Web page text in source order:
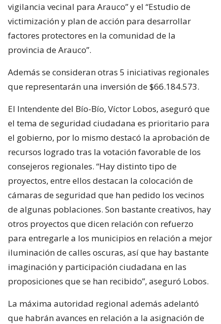
vigilancia vecinal para Arauco” y el “Estudio de
victimización y plan de acción para desarrollar
factores protectores en la comunidad de la
provincia de Arauco”.
Además se consideran otras 5 iniciativas regionales
que representarán una inversión de $66.184.573.
El Intendente del Bío-Bío, Víctor Lobos, aseguró que
el tema de seguridad ciudadana es prioritario para
el gobierno, por lo mismo destacó la aprobación de
recursos logrado tras la votación favorable de los
consejeros regionales. “Hay distinto tipo de
proyectos, entre ellos destacan la colocación de
cámaras de seguridad que han pedido los vecinos
de algunas poblaciones. Son bastante creativos, hay
otros proyectos que dicen relación con refuerzo
para entregarle a los municipios en relación a mejor
iluminación de calles oscuras, así que hay bastante
imaginación y participación ciudadana en las
proposiciones que se han recibido”, aseguró Lobos.
La máxima autoridad regional además adelantó
que habrán avances en relación a la asignación de